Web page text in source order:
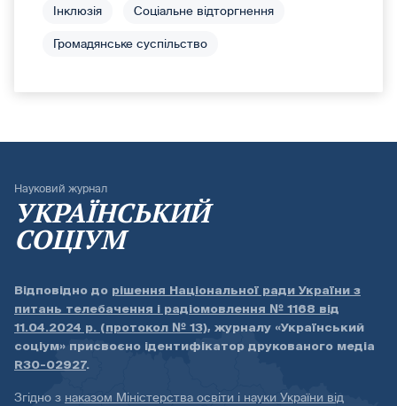
Інклюзія Соціальне відторгнення
Громадянське суспільство
Науковий журнал
УКРАЇНСЬКИЙ
СОЦІУМ
Відповідно до рішення Національної ради України з
питань телебачення і радіомовлення № 1168 від
11.04.2024 р. (протокол № 13), журналу «Український
соціум» присвоєно ідентифікатор друкованого медіа
R30-02927.
Згідно з наказом Міністерства освіти і науки України від